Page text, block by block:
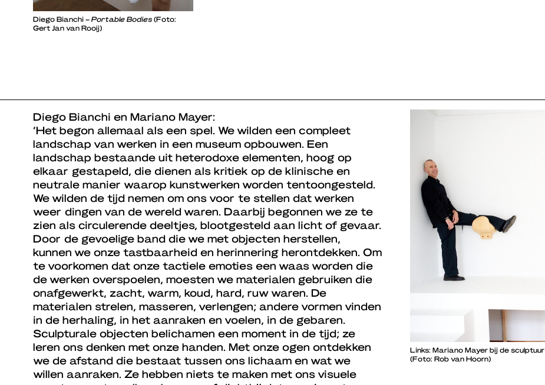
Diego Bianchi – Portable Bodies (Foto:
Gert Jan van Rooij)
Diego Bianchi en Mariano Mayer:
‘Het begon allemaal als een spel. We wilden een compleet
landschap van werken in een museum opbouwen. Een
landschap bestaande uit heterodoxe elementen, hoog op
elkaar gestapeld, die dienen als kritiek op de klinische en
neutrale manier waarop kunstwerken worden tentoongesteld.
We wilden de tijd nemen om ons voor te stellen dat werken
weer dingen van de wereld waren. Daarbij begonnen we ze te
zien als circulerende deeltjes, blootgesteld aan licht of gevaar.
Door de gevoelige band die we met objecten herstellen,
kunnen we onze tastbaarheid en herinnering herontdekken. Om
te voorkomen dat onze tactiele emoties een waas worden die
de werken overspoelen, moesten we materialen gebruiken die
onafgewerkt, zacht, warm, koud, hard, ruw waren. De
materialen strelen, masseren, verlengen; andere vormen vinden
in de herhaling, in het aanraken en voelen, in de gebaren.
Sculpturale objecten belichamen een moment in de tijd; ze
leren ons denken met onze handen. Met onze ogen ontdekken
we de afstand die bestaat tussen ons lichaam en wat we
willen aanraken. Ze hebben niets te maken met ons visuele
Links: Mariano Mayer bij de sculptuur
(Foto: Rob van Hoorn)